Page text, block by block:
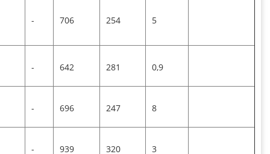
- 706 254 5
- 642 281 0,9
- 696 247 8
- 939 320 3